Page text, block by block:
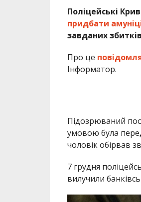
Поліцейські
придбати
завданих
Про це
Інформатор.
Підозрюваний
умовою була
чоловік обірвав
7 грудня
вилучили